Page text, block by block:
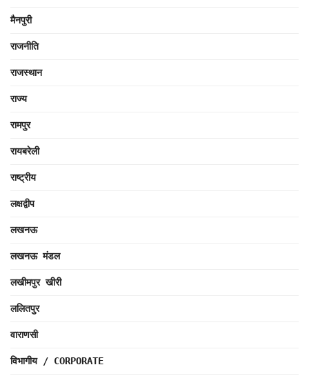
मैनपुरी
राजनीति
राजस्थान
राज्य
रामपुर
रायबरेली
राष्ट्रीय
लक्षद्वीप
लखनऊ
लखनऊ मंडल
लखीमपुर खीरी
ललितपुर
वाराणसी
विभागीय / CORPORATE